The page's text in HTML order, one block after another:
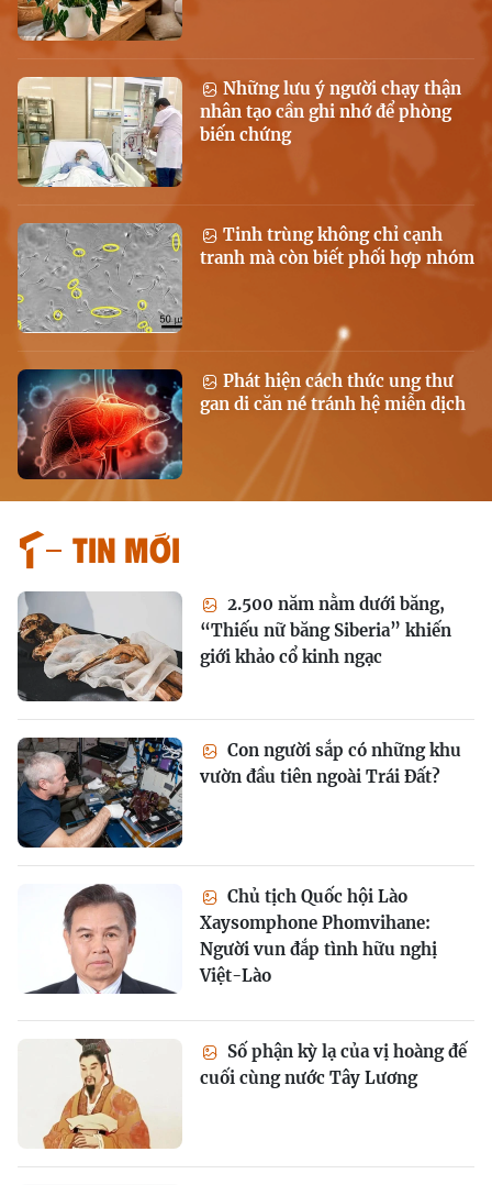
Những lưu ý người chạy thận
nhân tạo cần ghi nhớ để phòng
biến chứng
Tinh trùng không chỉ cạnh
tranh mà còn biết phối hợp nhóm
Phát hiện cách thức ung thư
gan di căn né tránh hệ miễn dịch
Tin mới
2.500 năm nằm dưới băng,
“Thiếu nữ băng Siberia” khiến
giới khảo cổ kinh ngạc
Con người sắp có những khu
vườn đầu tiên ngoài Trái Đất?
Chủ tịch Quốc hội Lào
Xaysomphone Phomvihane:
Người vun đắp tình hữu nghị
Việt-Lào
Số phận kỳ lạ của vị hoàng đế
cuối cùng nước Tây Lương